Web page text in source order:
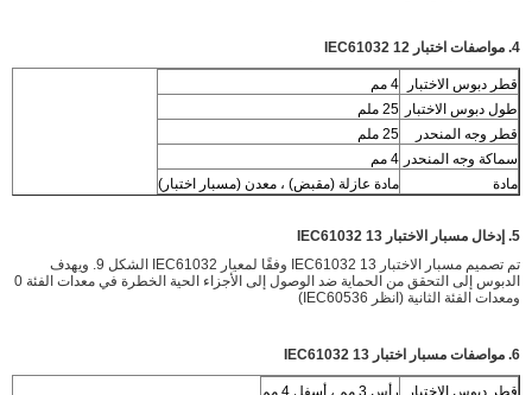
4. مواصفات اختبار IEC61032 12
قطر دبوس الاختبار
4 مم
طول دبوس الاختبار 25 ملم
قطر وجه المنحدر
25 ملم
سماكة وجه المنحدر 4 مم
مادة
مادة عازلة (مقبض) ، معدن (مسبار اختبار)
5. إدخال مسبار الاختبار IEC61032 13
تم تصميم مسبار الاختبار IEC61032 13 وفقًا لمعيار IEC61032 الشكل 9. ويهدف
الدبوس إلى التحقق من الحماية ضد الوصول إلى الأجزاء الحية الخطرة في معدات الفئة 0
ومعدات الفئة الثانية (انظر IEC60536)
6. مواصفات مسبار اختبار IEC61032 13
قطر دبوس الاختبار رأس 3 مم ، أسفل 4 مم